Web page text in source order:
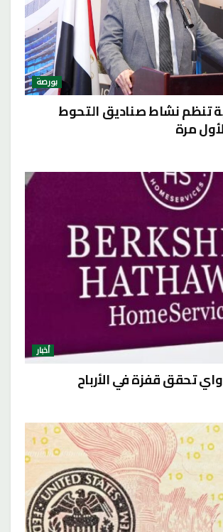
بورصة
تنظم نشاط صناديق التحوط
مرة
أخبار
تحقق قفزة في الأرباح